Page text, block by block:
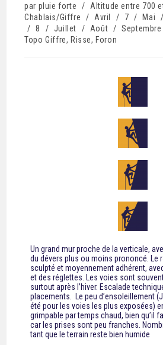
par pluie forte
/ Altitude entre 700
Chablais/Giffre
/ Avril / 7 / Mai /
/ 8 / Juillet / Août / Septembre
Topo Giffre, Risse, Foron
Un grand mur proche de la verticale,
du dévers plus ou moins prononcé. Le
sculpté et moyennement adhérent,
et des réglettes. Les voies sont
surtout après l’hiver. Escalade
placements. Le peu d’ensoleillement
été pour les voies les plus exposées)
grimpable par temps chaud, bien qu’il
car les prises sont peu franches.
tant que le terrain reste bien humide